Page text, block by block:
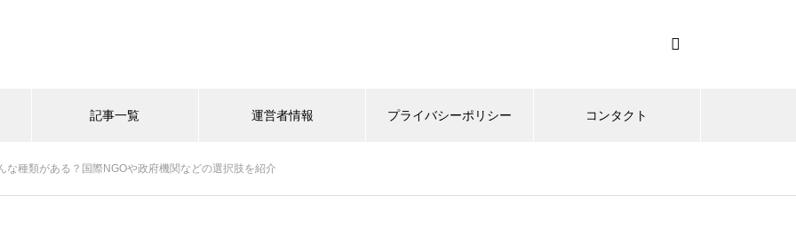
記事一覧 運営者情報 プライバシーポリシー コンタクト
な種類がある？国際NGOや政府機関などの選択肢を紹介